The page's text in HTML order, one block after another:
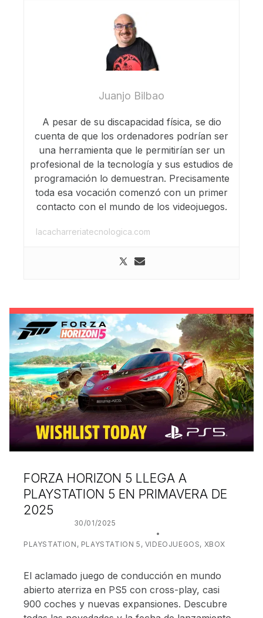
Juanjo Bilbao
A pesar de su discapacidad física, se dio
cuenta de que los ordenadores podrían ser
una herramienta que le permitirían ser un
profesional de la tecnología y sus estudios de
programación lo demuestran. Precisamente
toda esa vocación comenzó con un primer
contacto con el mundo de los videojuegos.
lacacharreriatecnologica.com
FORZA HORIZON 5 LLEGA A
PLAYSTATION 5 EN PRIMAVERA DE
2025
30/01/2025
PLAYSTATION , PLAYSTATION 5 , VIDEOJUEGOS, XBOX
El aclamado juego de conducción en mundo
abierto aterriza en PS5 con cross-play, casi
900 coches y nuevas expansiones. Descubre